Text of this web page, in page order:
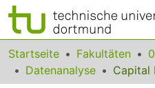
Bereiche & Sammlungen
Das gesamte Repositorium
Startseite Fakultäten
Datenanalyse
Capital